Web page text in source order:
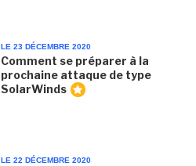
LE 23 DÉCEMBRE 2020
Comment se préparer à la
prochaine attaque de type
SolarWinds
LE 22 DÉCEMBRE 2020